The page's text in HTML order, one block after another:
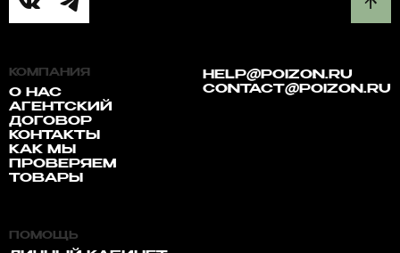
КОМПАНИЯ
О НАС
АГЕНТСКИЙ
ДОГОВОР
КОНТАКТЫ
КАК МЫ
ПРОВЕРЯЕМ
ТОВАРЫ
HELP@POIZON.RU
CONTACT@POIZON.RU
ПОМОЩЬ